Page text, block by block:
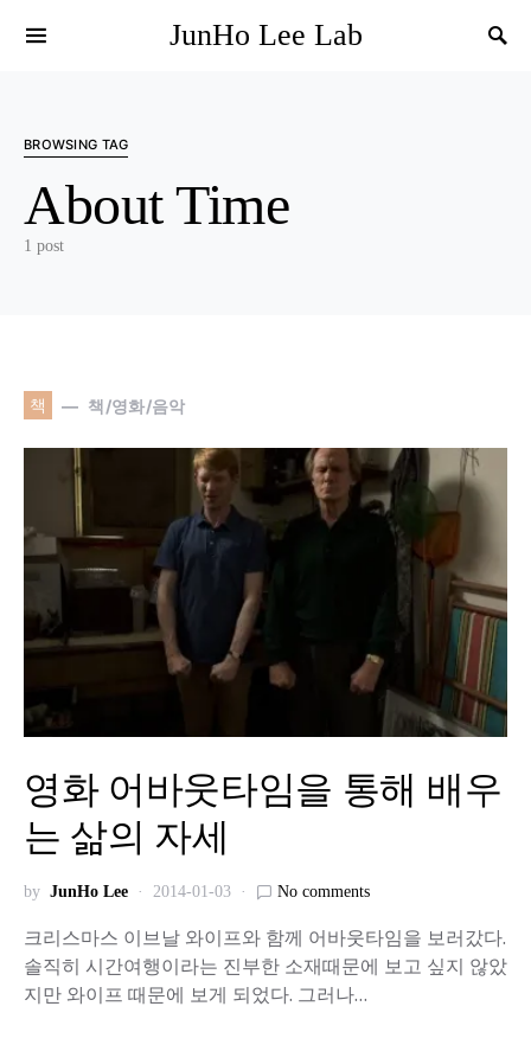
JunHo Lee Lab
BROWSING TAG
About Time
1 post
책 책/영화/음악
영화 어바웃타임을 통해 배우
는 삶의 자세
by JunHo Lee 2014-01-03 No comments
크리스마스 이브날 와이프와 함께 어바웃타임을 보러갔다.
솔직히 시간여행이라는 진부한 소재때문에 보고 싶지 않았
지만 와이프 때문에 보게 되었다. 그러나…